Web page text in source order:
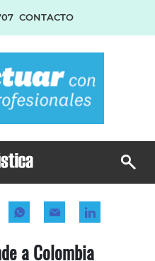
CONTACTO
a Colombia